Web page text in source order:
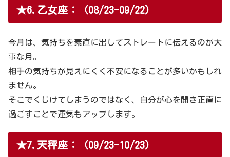
★6.乙女座：（08/23-09/22）
今月は、気持ちを素直に出してストレートに伝えるのが大
事な月。
相手の気持ちが見えにくく不安になることが多いかもしれ
ません。
そこでくじけてしまうのではなく、自分が心を開き正直に
過ごすことで運気もアップします。
★7.天秤座：（09/23-10/23）